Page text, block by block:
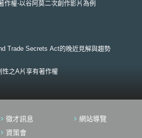
Regulation, GDPR）與資料在地化（Data
增加，惟網路安全相關法規，在原無網路安全概
路安全法律調查結果」（サイバーセキュリテ
附錄文件以資參酌。最後，NISC期待透過本問
術作為資料、證據保存的手段；(2)內外部人員
程）、採取法律步驟；(2)回復手段：控制損害
計畫），對於在中華區之企業，本指南作法具參
作權-以谷阿莫二次創作影片為例
Trade Secrets Act的晚近見解與趨勢
性之A片享有著作權
徵才訊息
網站導覽
資策會